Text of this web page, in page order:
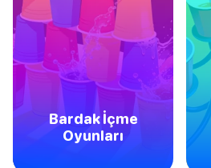
Bardak İçme
Oyunları